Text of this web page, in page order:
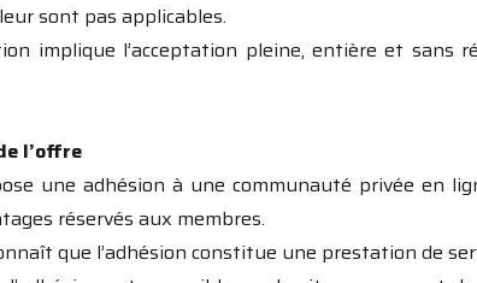
sont pas applicables.
implique l’acceptation pleine, entière et sans
l’offre
une adhésion à une communauté privée en
réservés aux membres.
que l’adhésion constitue une prestation de